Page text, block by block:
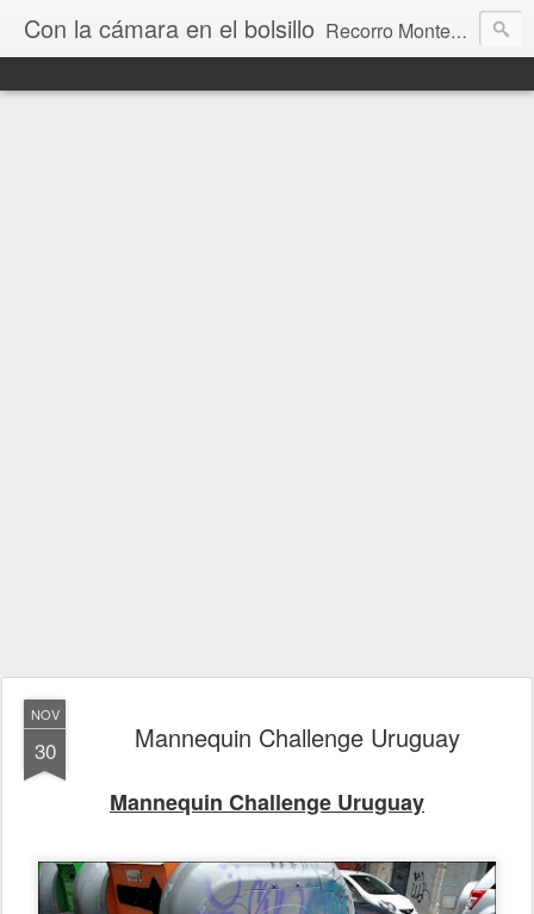
Con la cámara en el bolsillo Recorro Montevideo y el mundo. Fotos e historias de aquí y allá.
NOV
30 Mannequin Challenge Uruguay
Mannequin Challenge Uruguay